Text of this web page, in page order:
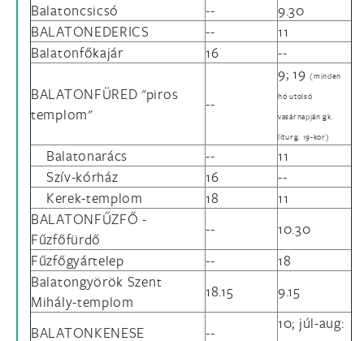
Balatoncsicsó
--
9.30
BALATONEDERICS
--
11
Balatonfőkajár
16 --
BALATONFÜRED "piros
templom"
--
9; 19(minden
hó utolsó
vasárnapján gk.
liturg. 19-kor)
Balatonarács --
11
Szív-kórház
16
--
Kerek-templom
18
11
BALATONFŰZFŐ -
Fűzfőfürdő
--
10.30
Fűzfőgyártelep
--
18
Balatongyörök Szent
Mihály-templom
18.15 9.15
BALATONKENESE --
10; júl-aug: